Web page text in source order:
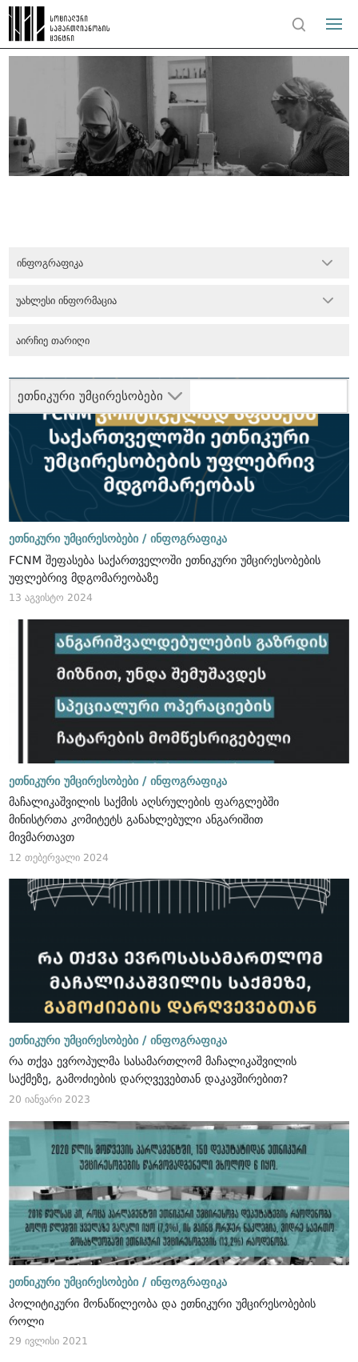
ინფოგრაფიკა
ეთნიკური უმცირესობები
უახლესი ინფორმაცია
ეთნიკური უმცირესობები / ინფოგრაფიკა
FCNM შეფასება საქართველოში ეთნიკური უმცირესობების
უფლებრივ მდგომარეობაზე
13 აგვისტო 2024
ეთნიკური უმცირესობები / ინფოგრაფიკა
მაჩალიკაშვილის საქმის აღსრულების ფარგლებში
მინისტრთა კომიტეტს განახლებული ანგარიშით
მივმართავთ
12 თებერვალი 2024
ეთნიკური უმცირესობები / ინფოგრაფიკა
რა თქვა ევროპულმა სასამართლომ მაჩალიკაშვილის
საქმეზე, გამოძიების დარღვევებთან დაკავშირებით?
20 იანვარი 2023
ეთნიკური უმცირესობები / ინფოგრაფიკა
პოლიტიკური მონაწილეობა და ეთნიკური უმცირესობების
როლი
29 ივლისი 2021